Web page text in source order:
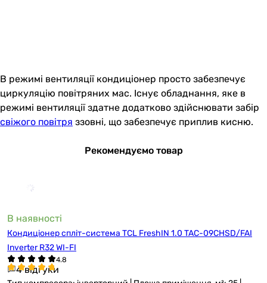
В режимі вентиляції кондиціонер просто забезпечує
циркуляцію повітряних мас. Існує обладнання, яке в
режимі вентиляції здатне додатково здійснювати забір
свіжого повітря ззовні, що забезпечує приплив кисню.
Рекомендуємо товар
В наявності
Кондиціонер спліт-система TCL FreshIN 1.0 TAC-09CHSD/FAI
Inverter R32 WI-FI
4 відгуки